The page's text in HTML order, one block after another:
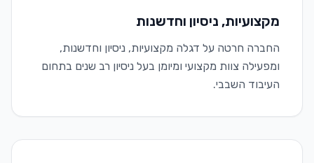
מקצועיות, ניסיון וחדשנות
החברה חרטה על דגלה מקצועיות, ניסיון וחדשנות,
ומפעילה צוות מקצועי ומיומן בעל ניסיון רב שנים בתחום
העיבוד השבבי.